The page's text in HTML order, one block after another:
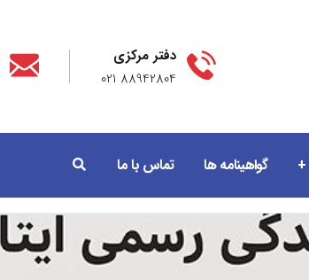
دفتر مرکزی
88942804 021
گواهینامه ها تماس با ما